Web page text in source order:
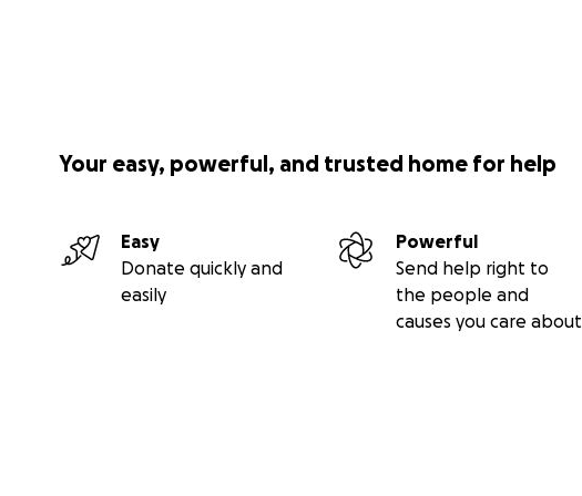
Your easy, powerful, and trusted home for help
Easy
Donate quickly and
easily
Powerful
Send help right to
the people and
causes you care about